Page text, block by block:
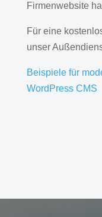
Firmenwebsite
Für eine
unser
Beispiele für
WordPress CMS